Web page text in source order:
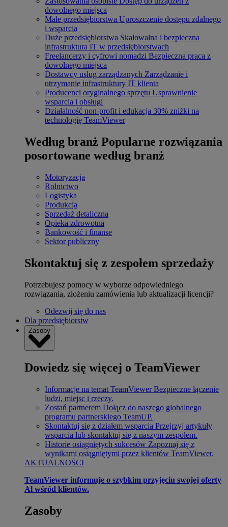
dowolnego miejsca
Małe przedsiębiorstwa Uproszczenie dostępu zdalnego
i wsparcia
Duże przedsiębiorstwa Skalowalna i bezpieczna
infrastruktura IT w przedsiębiorstwach
Freelancerzy i cyfrowi nomadzi Bezpieczna praca z
dowolnego miejsca
Dostawcy usług zarządzanych Zarządzanie i
utrzymanie infrastruktury IT klienta
Producenci oryginalnego sprzętu Usprawnienie
wsparcia i obsługi
Działalność non-profit i edukacja 30% zniżki na
technologię TeamViewer
Według branż Popularne rozwiązania
posortowane według branż
Motoryzacja
Rolnictwo
Logistyka
Produkcja
Sprzedaż detaliczna
Opieka zdrowotna
Bankowość i finanse
Sektor publiczny
Skontaktuj się z zespołem sprzedaży
Potrzebujesz pomocy w wyborze odpowiedniego
rozwiązania, złożeniu zamówienia lub aktualizacji licencji?
Odezwij się do nas
Dla przedsiębiorstw
Zasoby
Dowiedz się więcej o TeamViewer
Informacje na temat TeamViewer Bezpieczne łączenie
ludzi, miejsc i rzeczy.
Zostań partnerem Dołącz do naszego globalnego
programu partnerskiego TeamUP.
Skontaktuj się z działem wsparcia Przejrzyj artykuły
wsparcia lub skontaktuj się z naszym zespołem.
Historie osiągniętych sukcesów Zapoznaj się z
wynikami osiągniętymi przez klientów TeamViewer.
AKTUALNOŚCI
TeamViewer informuje o szybkim przyjęciu swojej oferty
Al wśród klientów.
Zasoby